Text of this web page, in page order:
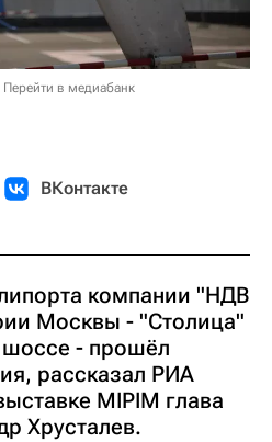
Перейти в медиабанк
ВКонтакте
компании "НДВ
Москвы - "Столица"
- прошёл
рассказал РИА
MIPIM глава
Хрусталев.